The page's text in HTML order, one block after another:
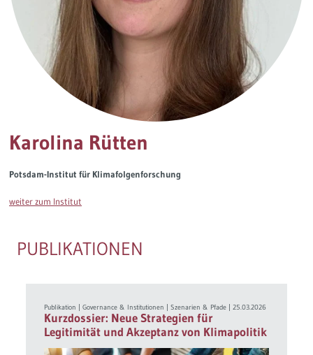
Karolina Rütten
Potsdam-Institut für Klimafolgenforschung
weiter zum Institut
PUBLIKATIONEN
Publikation |Governance & Institutionen |Szenarien & Pfade |25.03.2026
Kurzdossier: Neue Strategien für
Legitimität und Akzeptanz von Klimapolitik
Governance
Europa & Green Deal
Themen Übersicht
Soziales Nachhaltigkeitsbarometer